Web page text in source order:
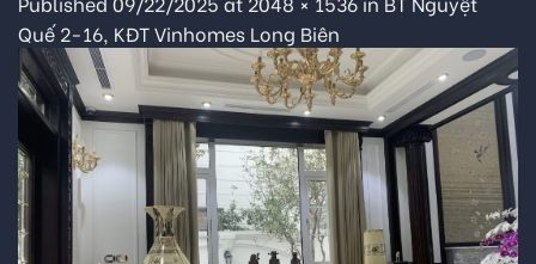
Quế 2-16, KĐT Vinhomes Long Biên